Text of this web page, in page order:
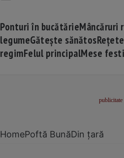
Ponturi în bucătărieMâncăruri
legumeGătește sănătos
regimFelul principalMese
HomePoftă BunăDin țară